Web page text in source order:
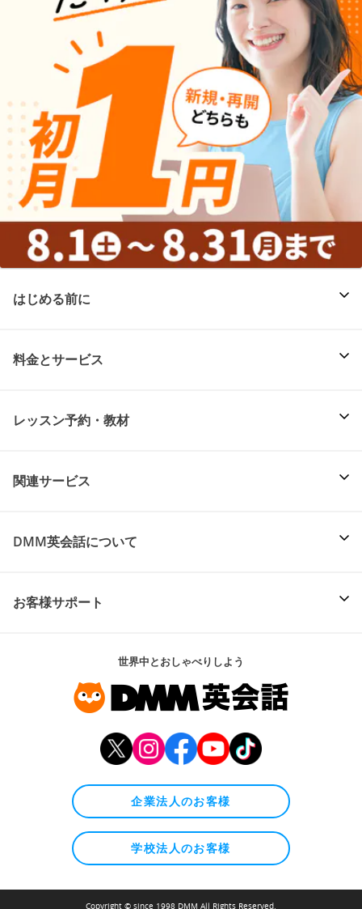
はじめる前に
料金とサービス
レッスン予約・教材
関連サービス
DMM英会話について
お客様サポート
世界中とおしゃべりしよう
企業法人のお客様
学校法人のお客様
Copyright © since 1998 DMM All Rights Reserved.